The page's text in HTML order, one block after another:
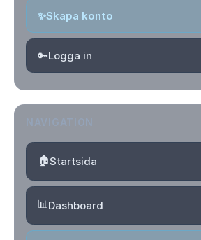
✨Skapa konto
🔑Logga in
🏠Startsida
📊Dashboard